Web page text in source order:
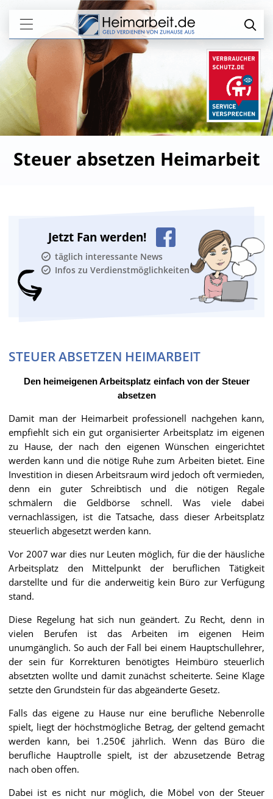
Steuer absetzen Heimarbeit
Jetzt Fan werden!
täglich interessante News
Infos zu Verdienstmöglichkeiten
STEUER ABSETZEN HEIMARBEIT
Den heimeigenen Arbeitsplatz einfach von der Steuer
absetzen
Damit man der Heimarbeit professionell nachgehen kann,
empfiehlt sich ein gut organisierter Arbeitsplatz im eigenen
zu Hause, der nach den eigenen Wünschen eingerichtet
werden kann und die nötige Ruhe zum Arbeiten bietet. Eine
Investition in diesen Arbeitsraum wird jedoch oft vermieden,
denn ein guter Schreibtisch und die nötigen Regale
schmälern die Geldbörse schnell. Was viele dabei
vernachlässigen, ist die Tatsache, dass dieser Arbeitsplatz
steuerlich abgesetzt werden kann.
Vor 2007 war dies nur Leuten möglich, für die der häusliche
Arbeitsplatz den Mittelpunkt der beruflichen Tätigkeit
darstellte und für die anderweitig kein Büro zur Verfügung
stand.
Diese Regelung hat sich nun geändert. Zu Recht, denn in
vielen Berufen ist das Arbeiten im eigenen Heim
unumgänglich. So auch der Fall bei einem Hauptschullehrer,
der sein für Korrekturen benötigtes Heimbüro steuerlich
absetzten wollte und damit zunächst scheiterte. Seine Klage
setzte den Grundstein für das abgeänderte Gesetz.
Falls das eigene zu Hause nur eine berufliche Nebenrolle
spielt, liegt der höchstmögliche Betrag, der geltend gemacht
werden kann, bei 1.250€ jährlich. Wenn das Büro die
berufliche Hauptrolle spielt, ist der abzusetzende Betrag
nach oben offen.
Dabei ist es nicht nur möglich, die Möbel von der Steuer